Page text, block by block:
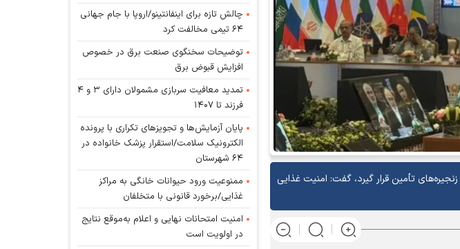
تأمین قرار گیرد، گفت: امنیت غذایی
چالش تازه برای اینفانتینو/اروپا با جام جهانی
۶۴ تیمی مخالفت کرد
توضیحات سخنگوی صنعت برق در خصوص
افزایش قبوض برق
تمدید معافیت سربازی مشمولان دارای ۳ و ۴
فرزند تا ۱۴۰۷
پایان آزمایش‌ها و تجویز‌های تکراری با پرونده
الکترونیک سلامت/استقرار پزشک خانواده در
۶۴ شهرستان
ممنوعیت ورود حیوانات خانگی به مراکز
غذایی/برخورد قانونی با متخلفان
امنیت امتحانات نهایی و اعلام به‌موقع نتایج
در اولویت است